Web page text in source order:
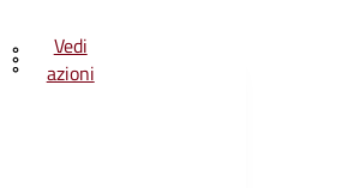
Vedi
azioni